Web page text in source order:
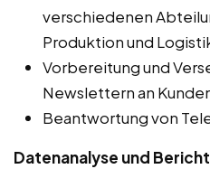
verschiedenen
Produktion und
Vorbereitung und
Newslettern an
Beantwortung von
Datenanalyse und